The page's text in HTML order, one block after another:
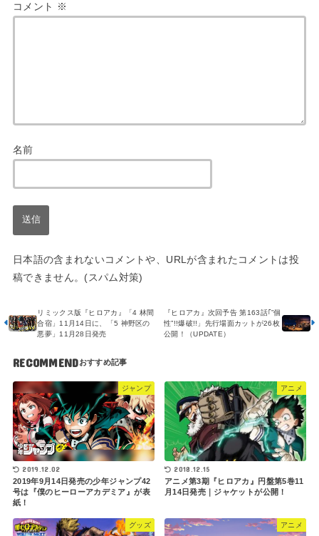
コメント ※
名前
日本語の含まれないコメントや、URLが含まれたコメントは投
稿できません。(スパム対策)
『ヒロアカ』次回予告 第163話｢”個
性”!!爆破!!」先行場面カットが26枚
公開！（UPDATE）
リミックス版『ヒロアカ』「4 林間
合宿」11月14日に、「5 神野区の
悪夢」11月28日発売
RECOMMEND
ジャンプ
2019.12.02
2019年9月14日発売の少年ジャンプ42
号は『僕のヒーローアカデミア』が表
紙！
アニメ
2018.12.15
アニメ第3期『ヒロアカ』円盤第5巻11
月14日発売｜ジャケットが公開！
グッズ アニメ